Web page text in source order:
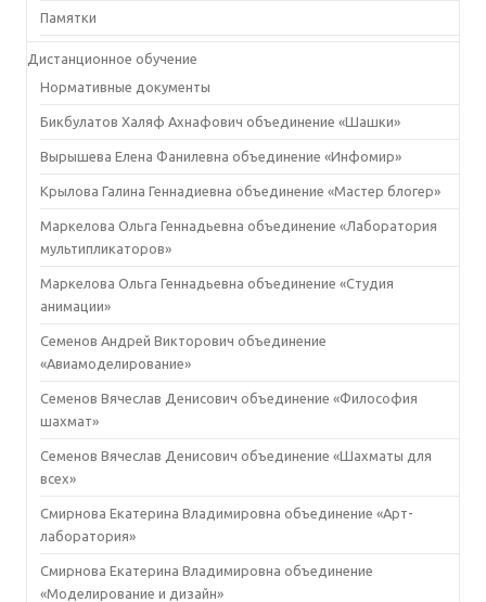
Памятки
Дистанционное обучение
Нормативные документы
Бикбулатов Халяф Ахнафович объединение «Шашки»
Вырышева Елена Фанилевна объединение «Инфомир»
Крылова Галина Геннадиевна объединение «Мастер блогер»
Маркелова Ольга Геннадьевна объединение «Лаборатория
мультипликаторов»
Маркелова Ольга Геннадьевна объединение «Студия
анимации»
Семенов Андрей Викторович объединение
«Авиамоделирование»
Семенов Вячеслав Денисович объединение «Философия
шахмат»
Семенов Вячеслав Денисович объединение «Шахматы для
всех»
Смирнова Екатерина Владимировна объединение «Арт-
лаборатория»
Смирнова Екатерина Владимировна объединение
«Моделирование и дизайн»